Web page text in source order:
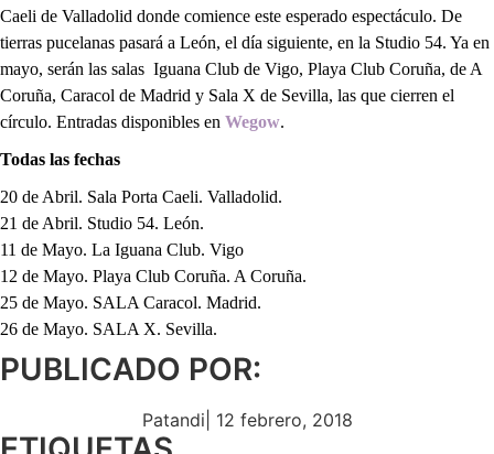
Caeli de Valladolid donde comience este esperado espectáculo. De
tierras pucelanas pasará a León, el día siguiente, en la Studio 54. Ya en
mayo, serán las salas Iguana Club de Vigo, Playa Club Coruña, de A
Coruña, Caracol de Madrid y Sala X de Sevilla, las que cierren el
círculo. Entradas disponibles en Wegow.
Todas las fechas
20 de Abril. Sala Porta Caeli. Valladolid.
21 de Abril. Studio 54. León.
11 de Mayo. La Iguana Club. Vigo
12 de Mayo. Playa Club Coruña. A Coruña.
25 de Mayo. SALA Caracol. Madrid.
26 de Mayo. SALA X. Sevilla.
PUBLICADO POR:
Patandi 12 febrero, 2018